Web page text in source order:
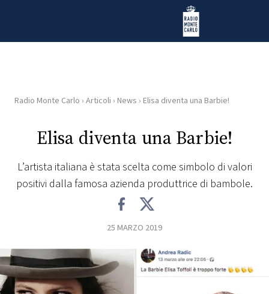
Radio Monte Carlo
HOME
RADIO
WEB
RADIO
NEWS
Radio Monte Carlo › Articoli › News › Elisa diventa una Barbie!
Elisa diventa una Barbie!
L’artista italiana è stata scelta come simbolo di valori
positivi dalla famosa azienda produttrice di bambole.
25 MARZO 2019